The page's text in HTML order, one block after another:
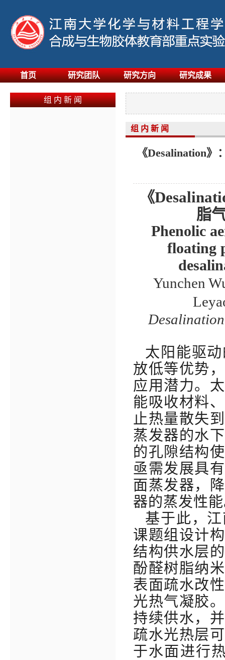
首页 研究团队 研究方向 研究成果
组 内 新 闻
组 内 新 闻
《Desalination
《
脂
Phenolic
floating
Yunchen
Desalination
太阳能驱
放低等优势
应用潜力。
能吸收材料
止热量散失
蒸发器的水
的孔隙结构
亟需发展具
面蒸发器，
器的蒸发性能
基于此，
课题组设计
结构供水层
酚醛树脂纳
表面疏水改
光热气凝胶
持续供水，
疏水光热层
于水面进行